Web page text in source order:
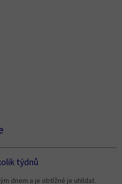
týdnů
dnem a je obtížné je uhlídat.